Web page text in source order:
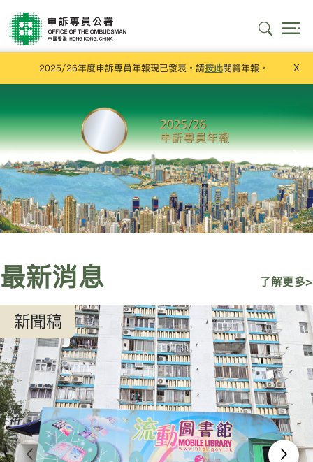
2025/26年度申訴專員年報現已發表。請按此閱覽年報。 X
最新消息 了解更多>
新聞稿